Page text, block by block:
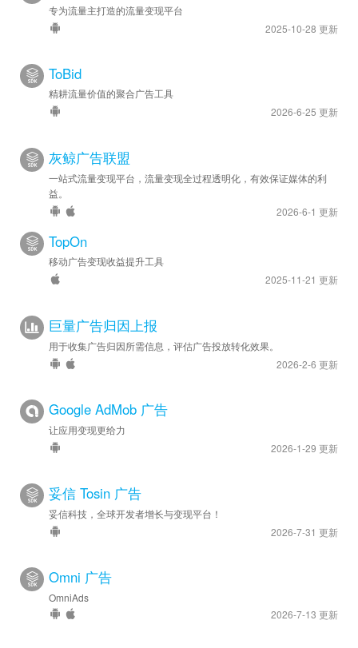
专为流量主打造的流量变现平台
2025-10-28 更新
ToBid
精耕流量价值的聚合广告工具
2026-6-25 更新
灰鲸广告联盟
一站式流量变现平台，流量变现全过程透明化，有效保证媒体的利
益。
2026-6-1 更新
TopOn
移动广告变现收益提升工具
2025-11-21 更新
巨量广告归因上报
用于收集广告归因所需信息，评估广告投放转化效果。
2026-2-6 更新
Google AdMob 广告
让应用变现更给力
2026-1-29 更新
妥信 Tosin 广告
妥信科技，全球开发者增长与变现平台！
2026-7-31 更新
Omni 广告
OmniAds
2026-7-13 更新